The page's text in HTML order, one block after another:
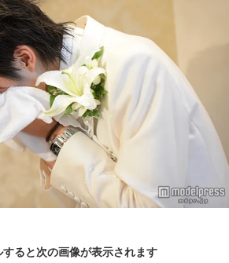
ると次の画像が表示されます